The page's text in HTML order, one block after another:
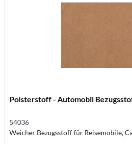
Polsterstoff - Automobil
54036
Weicher Bezugsstoff für Reisemobile,